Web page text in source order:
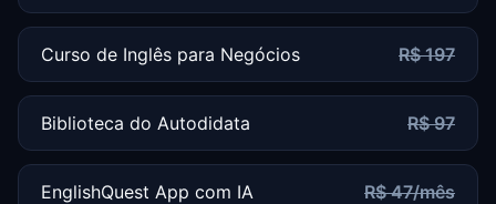
Curso de Inglês para Negócios R$ 197
Biblioteca do Autodidata R$ 97
EnglishQuest App com IA R$ 47/mês